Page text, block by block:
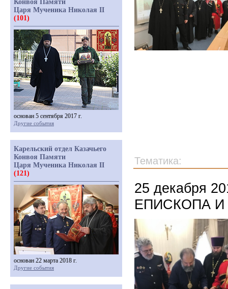
Тематика:
25 декабря
ЕПИСКОПА И
Конвоя Памяти
Царя Мученика Николая II
(101)
основан 5 сентября 2017 г.
Другие события
Карельский отдел Казачьего
Конвоя Памяти
Царя Мученика Николая II
(121)
основан 22 марта 2018 г.
Другие события